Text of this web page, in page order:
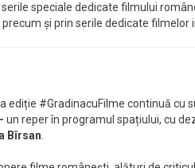
speciale dedicate filmului
și prin serile dedicate filmelor
ediție #GradinacuFilme continuă cu
un reper în programul spațiului, cu
Bîrsan.